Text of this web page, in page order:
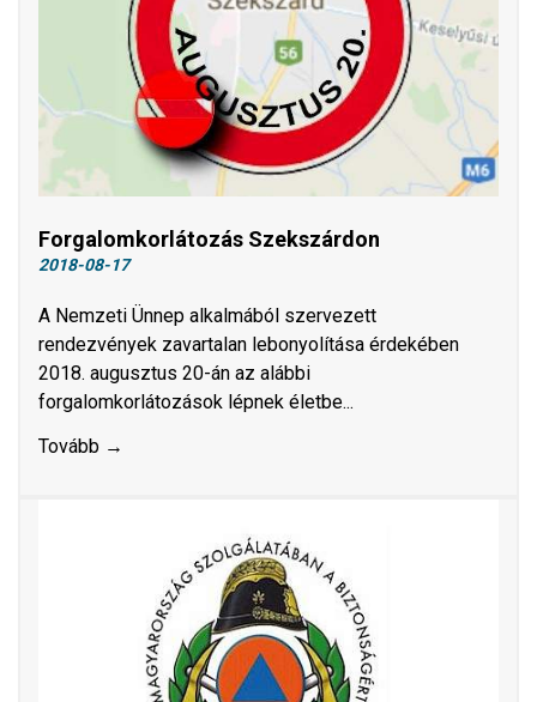
Forgalomkorlátozás Szekszárdon
2018-08-17
A Nemzeti Ünnep alkalmából szervezett
rendezvények zavartalan lebonyolítása érdekében
2018. augusztus 20-án az alábbi
forgalomkorlátozások lépnek életbe...
Tovább →